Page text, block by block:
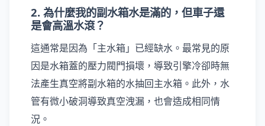
2. 為什麼我的副水箱水是滿的，但車子還
是會高溫水滾？
這通常是因為「主水箱」已經缺水。最常見的原
因是水箱蓋的壓力閥門損壞，導致引擎冷卻時無
法產生真空將副水箱的水抽回主水箱。此外，水
管有微小破洞導致真空洩漏，也會造成相同情
況。